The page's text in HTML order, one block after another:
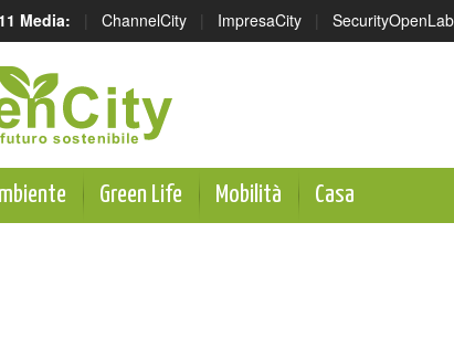
Media: | ChannelCity | ImpresaCity | SecurityOpenLab
Green Life Mobilità Casa